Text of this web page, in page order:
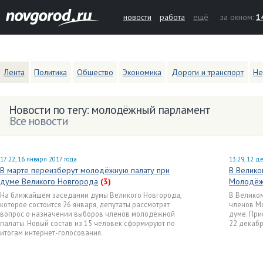
новости работа ещё за окном:
Лента Политика Общество Экономика Дороги и транспорт
Новости по тегу: молодёжный парламент
Все новости
17:22, 16 января 2017 года
В марте переизберут молодёжную палату при
думе Великого Новгорода (3)
На ближайшем заседании думы Великого Новгорода,
которое состоится 26 января, депутаты рассмотрят
вопрос о назначении выборов членов молодёжной
палаты. Новый состав из 15 человек сформируют по
итогам интернет-голосования.
13:29, 12
В
В
членов
думе.
22